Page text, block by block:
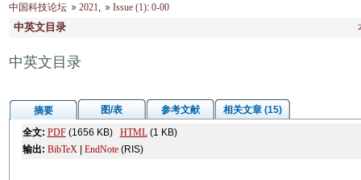
中国科技论坛 2021, Issue (1):0-00
中英文目录
中英文目录
摘要 图/表 参考文献
相关文章 (15)
全文: PDF(1656 KB) HTML(1 KB)
输出: BibTeX| EndNote(RIS)